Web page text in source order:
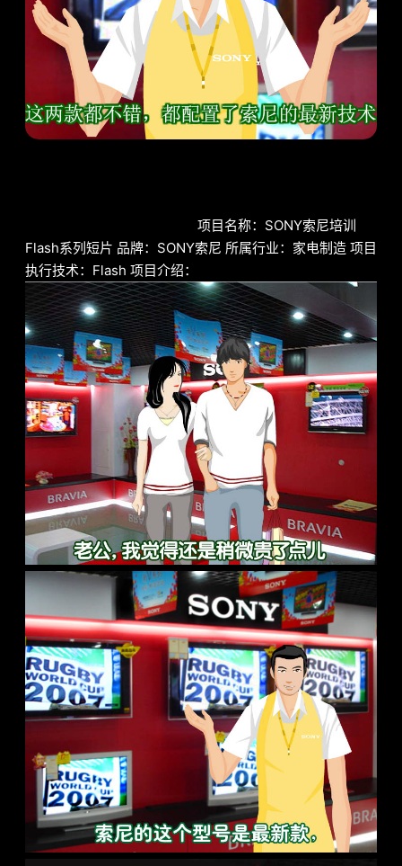
项目名称：SONY索尼培训
Flash系列短片 品牌：SONY索尼 所属行业：家电制造 项目
执行技术：Flash 项目介绍：